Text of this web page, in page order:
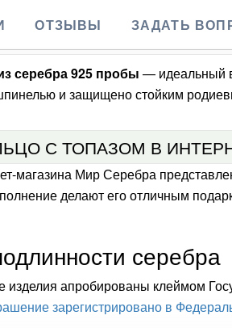
ОТЗЫВЫ ЗАДАТЬ
серебра 925 пробы — идеальный
и защищено стойким
С ТОПАЗОМ В
магазина Мир Серебра
делают его отличным
серебра
изделия апробированы клеймом
зарегистрировано в